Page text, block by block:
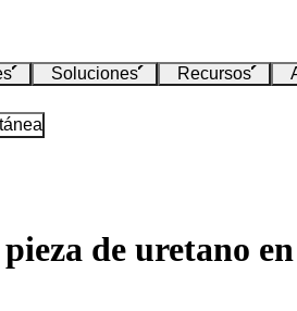
Soluciones Recursos
de uretano